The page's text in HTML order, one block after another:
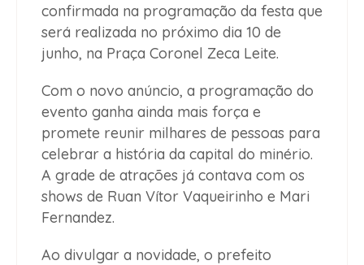
confirmada na programação da festa que
será realizada no próximo dia 10 de
junho, na Praça Coronel Zeca Leite.
Com o novo anúncio, a programação do
evento ganha ainda mais força e
promete reunir milhares de pessoas para
celebrar a história da capital do minério.
A grade de atrações já contava com os
shows de Ruan Vítor Vaqueirinho e Mari
Fernandez.
Ao divulgar a novidade, o prefeito